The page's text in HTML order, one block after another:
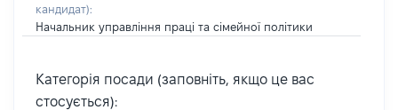
кандидат):
Начальник управління праці та сімейної політики
Категорія посади (заповніть, якщо це вас
стосується):